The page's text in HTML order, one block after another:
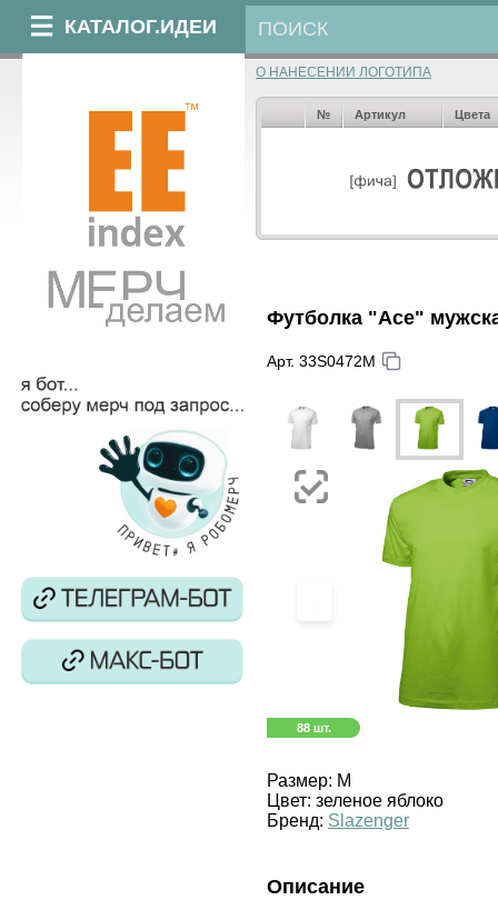
КАТАЛОГ.ИДЕИ
О НАНЕСЕНИИ ЛОГОТИПА
№ Артикул Цвета
Футболка "Ace"
Арт. 33S0472M
88 шт.
Размер: M
Цвет: зеленое яблоко
Бренд: Slazenger
Описание